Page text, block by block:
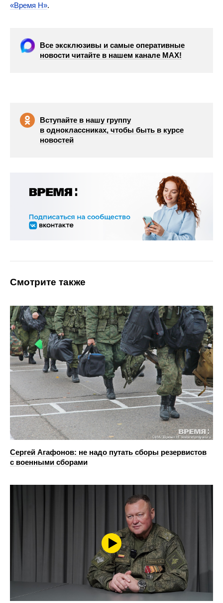
«Время Н».
Все эксклюзивы и самые оперативные
новости читайте в нашем канале МАХ!
Вступайте в нашу группу
в одноклассниках, чтобы быть в курсе
новостей
Смотрите также
Сергей Агафонов: не надо путать сборы резервистов
с военными сборами